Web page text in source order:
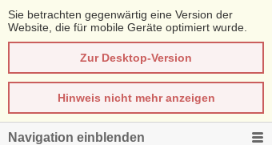
Sie betrachten gegenwärtig eine Version der
Website, die für mobile Geräte optimiert wurde.
Zur Desktop-Version
Hinweis nicht mehr anzeigen
Navigation einblenden